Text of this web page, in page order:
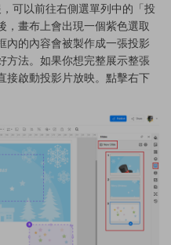
可以前往右側選單列中的「投
，畫布上會出現一個紫色選取
內的內容會被製作成一張投影
方法。如果你想完整展示整張
接啟動投影片放映。點擊右下